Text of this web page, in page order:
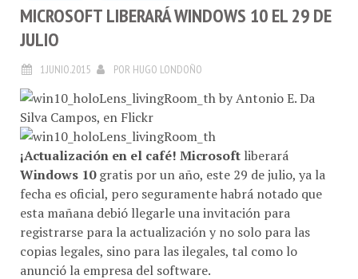
MICROSOFT LIBERARÁ WINDOWS 10 EL 29 DE
JULIO
1.JUNIO.2015 POR HUGO LONDOÑO
¡Actualización en el café! Microsoft liberará
Windows 10gratis por un año, este 29 de julio, ya la
fecha es oficial, pero seguramente habrá notado que
esta mañana debió llegarle una invitación para
registrarse para la actualización y no solo para las
copias legales, sino para las ilegales, tal como lo
anunció la empresa del software.